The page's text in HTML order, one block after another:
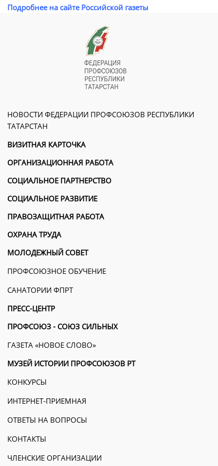
Подробнее на сайте Российской газеты
НОВОСТИ ФЕДЕРАЦИИ ПРОФСОЮЗОВ РЕСПУБЛИКИ
ТАТАРСТАН
ВИЗИТНАЯ КАРТОЧКА
ОРГАНИЗАЦИОННАЯ РАБОТА
СОЦИАЛЬНОЕ ПАРТНЕРСТВО
СОЦИАЛЬНОЕ РАЗВИТИЕ
ПРАВОЗАЩИТНАЯ РАБОТА
ОХРАНА ТРУДА
МОЛОДЕЖНЫЙ СОВЕТ
ПРОФСОЮЗНОЕ ОБУЧЕНИЕ
САНАТОРИИ ФПРТ
ПРЕСС-ЦЕНТР
ПРОФСОЮЗ - СОЮЗ СИЛЬНЫХ
ГАЗЕТА «НОВОЕ СЛОВО»
МУЗЕЙ ИСТОРИИ ПРОФСОЮЗОВ РТ
КОНКУРСЫ
ИНТЕРНЕТ-ПРИЕМНАЯ
ОТВЕТЫ НА ВОПРОСЫ
КОНТАКТЫ
ЧЛЕНСКИЕ ОРГАНИЗАЦИИ